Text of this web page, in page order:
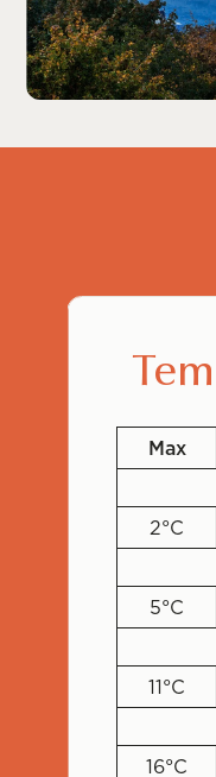
Max
2°C
5°C
11°C
16°C